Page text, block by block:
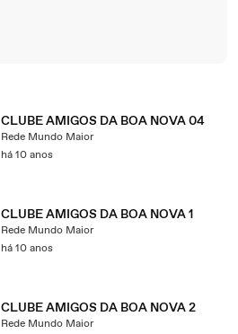
CLUBE AMIGOS DA BOA NOVA 04
Rede Mundo Maior
há 10 anos
CLUBE AMIGOS DA BOA NOVA 1
Rede Mundo Maior
há 10 anos
CLUBE AMIGOS DA BOA NOVA 2
Rede Mundo Maior